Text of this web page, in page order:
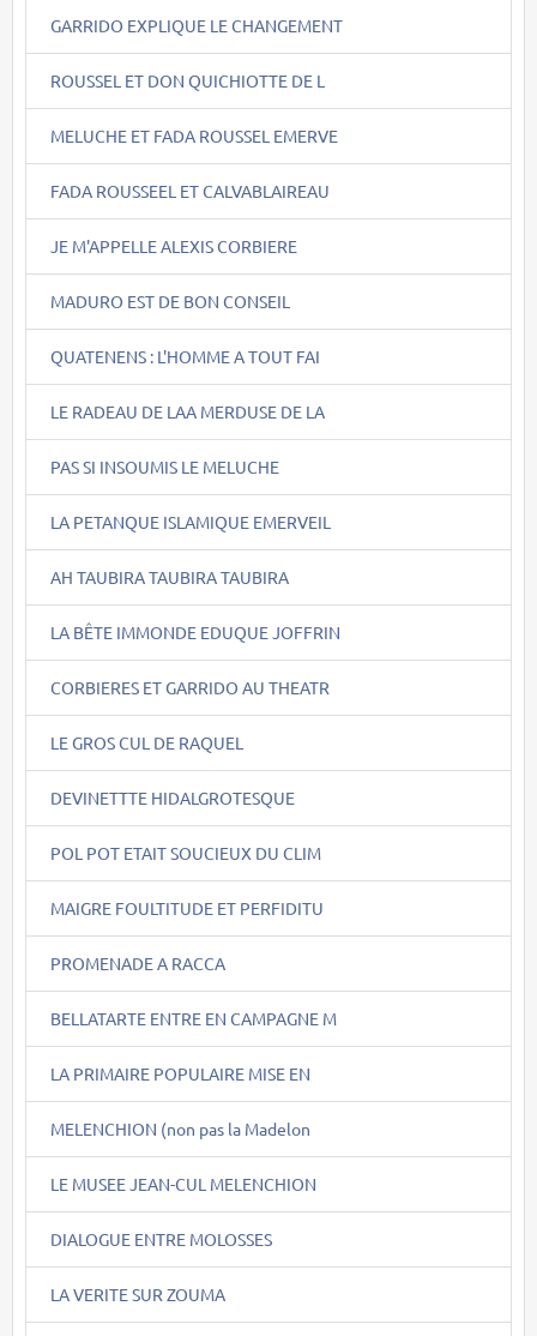
GARRIDO EXPLIQUE LE CHANGEMENT
ROUSSEL ET DON QUICHIOTTE DE L
MELUCHE ET FADA ROUSSEL EMERVE
FADA ROUSSEEL ET CALVABLAIREAU
JE M'APPELLE ALEXIS CORBIERE
MADURO EST DE BON CONSEIL
QUATENENS : L'HOMME A TOUT FAI
LE RADEAU DE LAA MERDUSE DE LA
PAS SI INSOUMIS LE MELUCHE
LA PETANQUE ISLAMIQUE EMERVEIL
AH TAUBIRA TAUBIRA TAUBIRA
LA BÊTE IMMONDE EDUQUE JOFFRIN
CORBIERES ET GARRIDO AU THEATR
LE GROS CUL DE RAQUEL
DEVINETTTE HIDALGROTESQUE
POL POT ETAIT SOUCIEUX DU CLIM
MAIGRE FOULTITUDE ET PERFIDITU
PROMENADE A RACCA
BELLATARTE ENTRE EN CAMPAGNE M
LA PRIMAIRE POPULAIRE MISE EN
MELENCHION (non pas la Madelon
LE MUSEE JEAN-CUL MELENCHION
DIALOGUE ENTRE MOLOSSES
LA VERITE SUR ZOUMA